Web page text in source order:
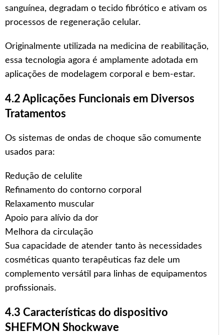
sanguínea, degradam o tecido fibrótico e ativam os
processos de regeneração celular.
Originalmente utilizada na medicina de reabilitação,
essa tecnologia agora é amplamente adotada em
aplicações de modelagem corporal e bem-estar.
4.2 Aplicações Funcionais em Diversos
Tratamentos
Os sistemas de ondas de choque são comumente
usados para:
Redução de celulite
Refinamento do contorno corporal
Relaxamento muscular
Apoio para alívio da dor
Melhora da circulação
Sua capacidade de atender tanto às necessidades
cosméticas quanto terapêuticas faz dele um
complemento versátil para linhas de equipamentos
profissionais.
4.3 Características do dispositivo
SHEFMON Shockwave